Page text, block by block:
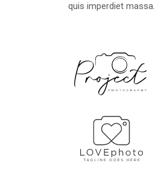
quis imperdiet massa.